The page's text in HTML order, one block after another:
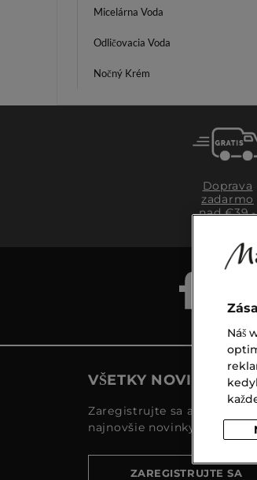
Micelárna Voda
Odličovacia Voda
Nočný Krém
Doprava
zadarmo
nad €39,-
VŠETKY NOVINKY
Zaregistrujte sa a objavte
najnovšie novinky a akcie
ZAREGISTRUJTE SA
Náš